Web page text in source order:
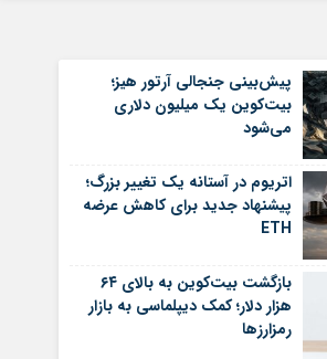
سروش
ایتا
آپارات
اپلیکیشن
کسب و کارهای گردشگری و هنر
معدن و ورزش
پیش‌بینی جنجالی آرتور هیز؛
بیت‌کوین یک میلیون دلاری
می‌شود
اتریوم در آستانه یک تغییر بزرگ؛
پیشنهاد جدید برای کاهش عرضه
ETH
بازگشت بیت‌کوین به بالای ۶۴
هزار دلار؛ کمک دیپلماسی به بازار
رمزارزها